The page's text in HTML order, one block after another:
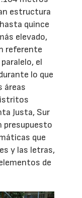
estructura
quince
elevado,
referente
el
lo que
áreas
Justa, Sur
presupuesto
que
y las letras,
de